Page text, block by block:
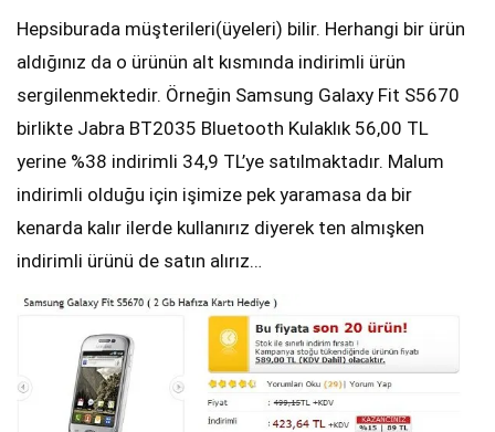
Hepsiburada müşterileri(üyeleri) bilir. Herhangi bir ürün
aldığınız da o ürünün alt kısmında indirimli ürün
sergilenmektedir. Örneğin Samsung Galaxy Fit S5670
birlikte Jabra BT2035 Bluetooth Kulaklık 56,00 TL
yerine %38 indirimli 34,9 TL’ye satılmaktadır. Malum
indirimli olduğu için işimize pek yaramasa da bir
kenarda kalır ilerde kullanırız diyerek ten almışken
indirimli ürünü de satın alırız…